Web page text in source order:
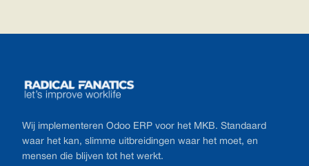
Wij implementeren Odoo ERP voor het MKB. Standaard
waar het kan, slimme uitbreidingen waar het moet, en
mensen die blijven tot het werkt.